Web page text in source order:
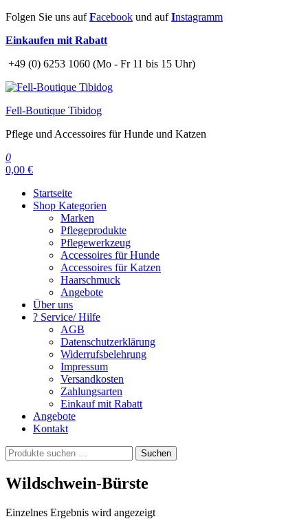
Zum
springen
Folgen Sie uns aufFacebook und aufInstagramm
Einkaufen mit Rabatt
+49 (0) 6253 1060 (Mo - Fr 11 bis 15 Uhr)
Fell-Boutique Tibidog
Pflege und Accessoires für Hunde und Katzen
0
0,00 €
Startseite
Shop Kategorien
Marken
Pflegeprodukte
Pflegewerkzeug
Accessoires für Hunde
Accessoires für Katzen
Haarschmuck
Angebote
Über uns
? Service/ Hilfe
AGB
Datenschutzerklärung
Widerrufsbelehrung
Impressum
Versandkosten
Zahlungsarten
Einkauf mit Rabatt
Angebote
Kontakt
Suchen
nach:
Suchen
Wildschwein-Bürste
Einzelnes Ergebnis wird angezeigt